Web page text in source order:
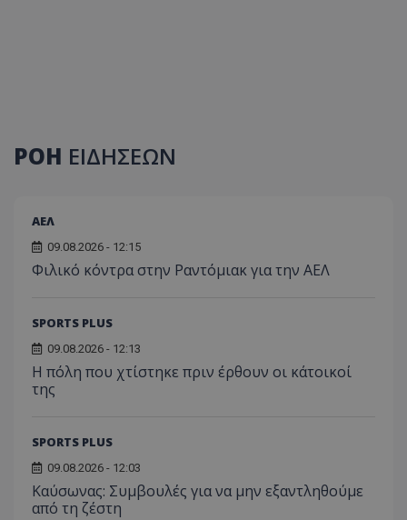
ΡΟΗ ΕΙΔΗΣΕΩΝ
ΑΕΛ
09.08.2026 - 12:15
Φιλικό κόντρα στην Ραντόμιακ για την ΑΕΛ
SPORTS PLUS
09.08.2026 - 12:13
Η πόλη που χτίστηκε πριν έρθουν οι κάτοικοί
της
SPORTS PLUS
09.08.2026 - 12:03
Kαύσωνας: Συμβουλές για να μην εξαντληθούμε
από τη ζέστη